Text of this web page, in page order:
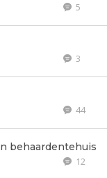
5
3
44
behaardentehuis
12